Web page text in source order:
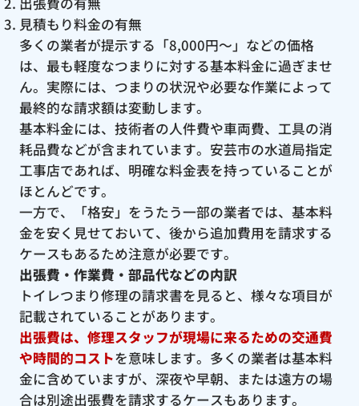
見積もり料金の有無
多くの業者が提示する「8,000円〜」などの価格
は、最も軽度なつまりに対する基本料金に過ぎませ
ん。実際には、つまりの状況や必要な作業によって
最終的な請求額は変動します。
基本料金には、技術者の人件費や車両費、工具の消
耗品費などが含まれています。安芸市の水道局指定
工事店であれば、明確な料金表を持っていることが
ほとんどです。
一方で、「格安」をうたう一部の業者では、基本料
金を安く見せておいて、後から追加費用を請求する
ケースもあるため注意が必要です。
出張費・作業費・部品代などの内訳
トイレつまり修理の請求書を見ると、様々な項目が
記載されていることがあります。
出張費は、修理スタッフが現場に来るための交通費
や時間的コストを意味します。多くの業者は基本料
金に含めていますが、深夜や早朝、または遠方の場
合は別途出張費を請求するケースもあります。